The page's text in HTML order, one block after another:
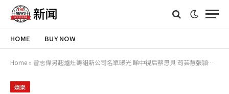
HOME BUY NOW
Home » 曾志偉另起爐灶籌組新公司名單曝光 睇中視后蔡思貝 苟芸慧張頴康回應留伏線
娛樂